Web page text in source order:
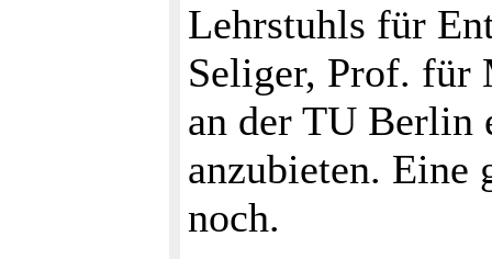
Lehrstuhls für
Seliger, Prof. für
an der TU Berlin
anzubieten. Eine
noch.